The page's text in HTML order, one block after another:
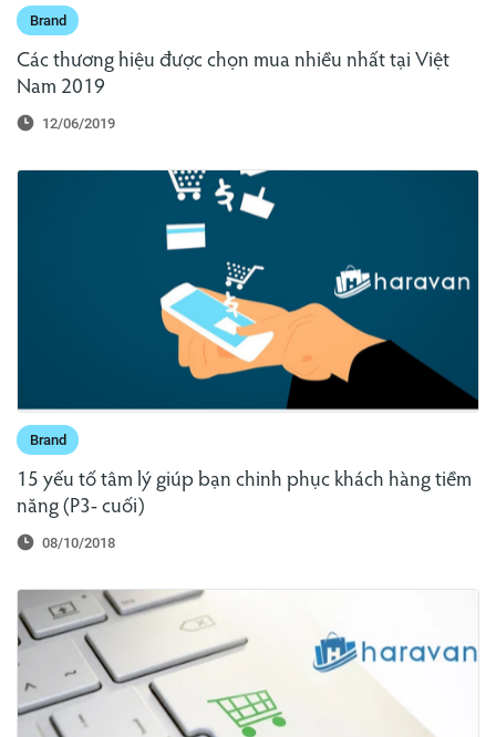
Brand
Các thương hiệu được chọn mua nhiều nhất tại Việt
Nam 2019
12/06/2019
Brand
15 yếu tố tâm lý giúp bạn chinh phục khách hàng tiềm
năng (P3- cuối)
08/10/2018